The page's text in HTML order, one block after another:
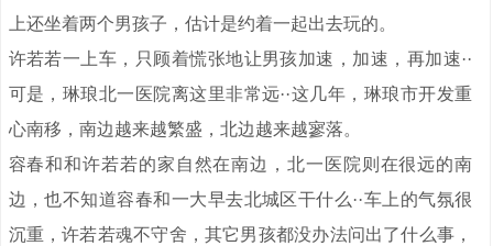
上还坐着两个男孩子，估计是约着一起出去玩的。
许若若一上车，只顾着慌张地让男孩加速，加速，再加速··
可是，琳琅北一医院离这里非常远··这几年，琳琅市开发重
心南移，南边越来越繁盛，北边越来越寥落。
容春和和许若若的家自然在南边，北一医院则在很远的南
边，也不知道容春和一大早去北城区干什么··车上的气氛很
沉重，许若若魂不守舍，其它男孩都没办法问出了什么事，